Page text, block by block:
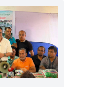
লিংক রোড
আহতদের রাত
কলেজ (চমেক)